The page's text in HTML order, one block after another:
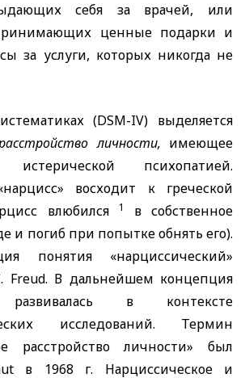
себя за врачей, или
ценные подарки и
за услуги, которых никогда не
(DSM-IV) выделяется
личности, имеющее
психопатией.
восходит к греческой
влюбился
1 в собственное
и погиб при попытке обнять его).
понятия «нарциссический»
Freud. В дальнейшем концепция
развивалась в контексте
исследований. Термин
расстройство личности» был
в 1968 г. Нарциссическое и